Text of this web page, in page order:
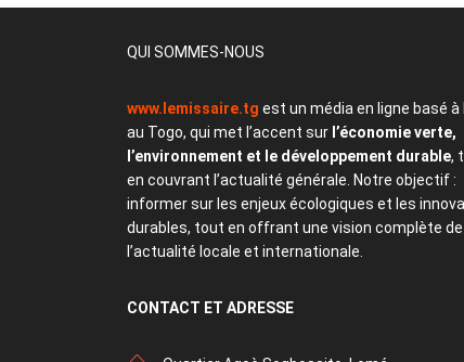
QUI SOMMES-NOUS
www.lemissaire.tg est un média en ligne basé à
au Togo, qui met l’accent sur l’économie verte,
l’environnement et le développement durable,
en couvrant l’actualité générale. Notre objectif :
informer sur les enjeux écologiques et les
durables, tout en offrant une vision complète de
l’actualité locale et internationale.
CONTACT ET ADRESSE